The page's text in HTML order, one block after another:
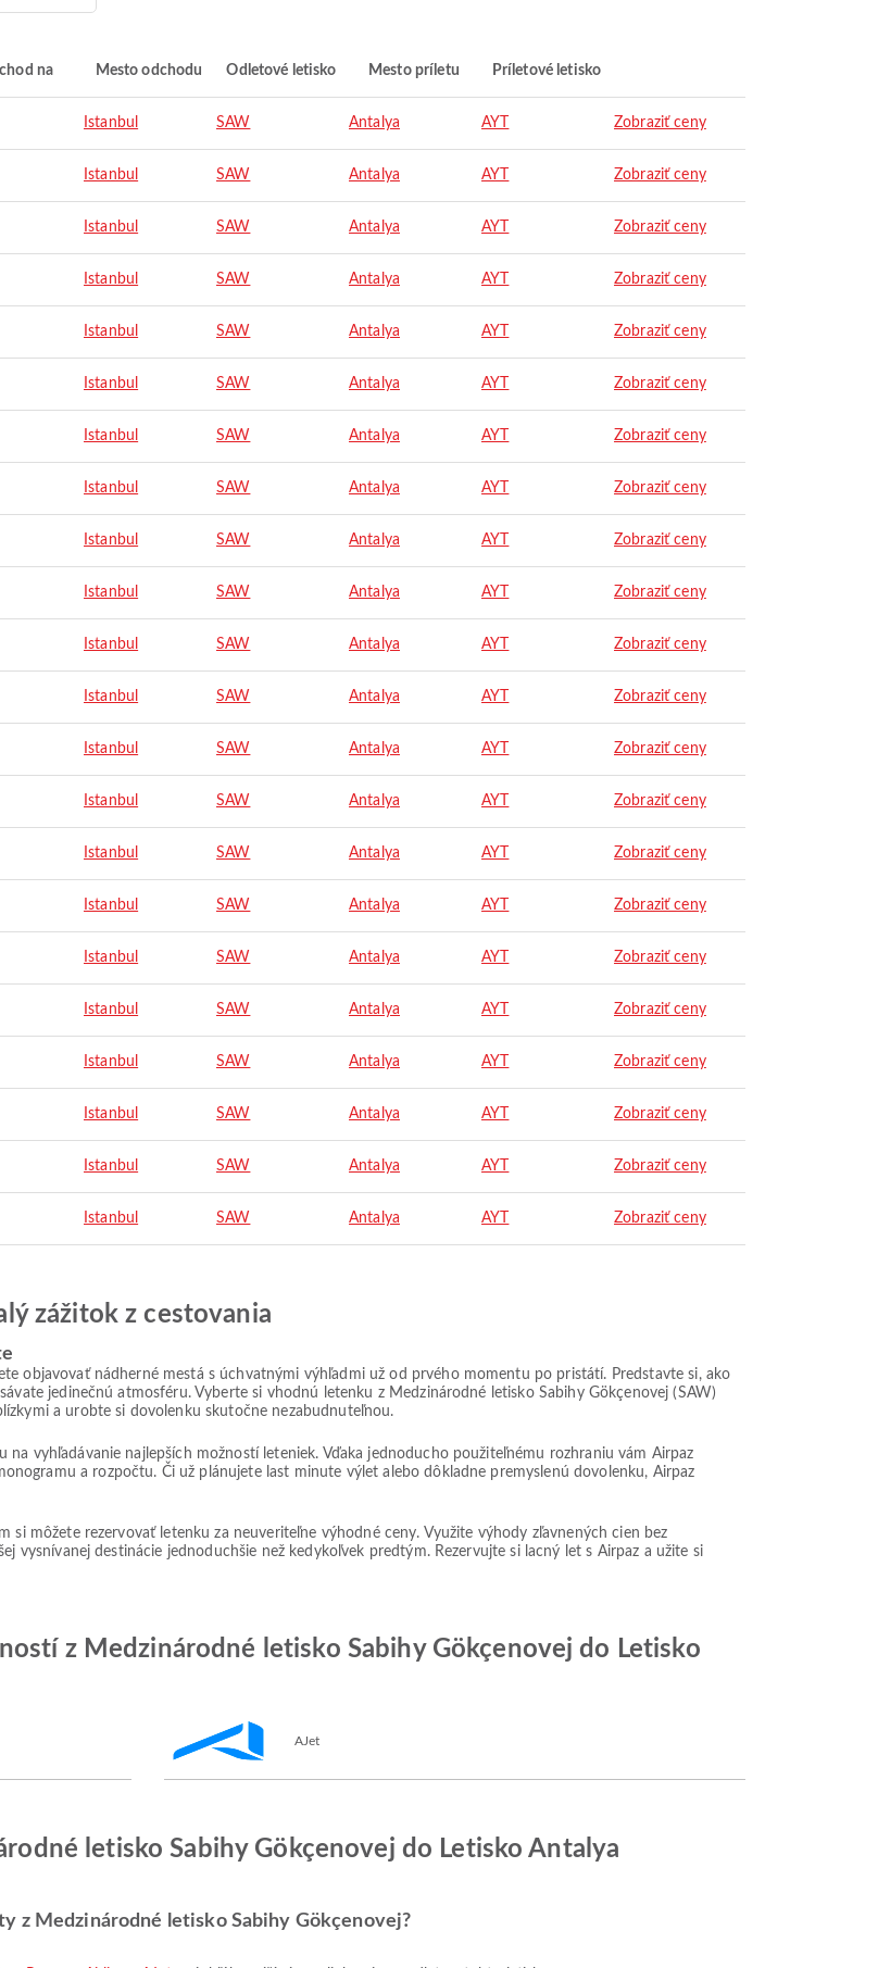
na Mesto odchodu Odletové letisko Mesto príletu Príletové letisko
Istanbul SAW Antalya AYT Zobraziť ceny
Istanbul SAW Antalya AYT Zobraziť ceny
Istanbul SAW Antalya AYT Zobraziť ceny
Istanbul SAW Antalya AYT Zobraziť ceny
Istanbul SAW Antalya AYT Zobraziť ceny
Istanbul SAW Antalya AYT Zobraziť ceny
Istanbul SAW Antalya AYT Zobraziť ceny
Istanbul SAW Antalya AYT Zobraziť ceny
Istanbul SAW Antalya AYT Zobraziť ceny
Istanbul SAW Antalya AYT Zobraziť ceny
Istanbul SAW Antalya AYT Zobraziť ceny
Istanbul SAW Antalya AYT Zobraziť ceny
Istanbul SAW Antalya AYT Zobraziť ceny
Istanbul SAW Antalya AYT Zobraziť ceny
Istanbul SAW Antalya AYT Zobraziť ceny
Istanbul SAW Antalya AYT Zobraziť ceny
Istanbul SAW Antalya AYT Zobraziť ceny
Istanbul SAW Antalya AYT Zobraziť ceny
Istanbul SAW Antalya AYT Zobraziť ceny
Istanbul SAW Antalya AYT Zobraziť ceny
Istanbul SAW Antalya AYT Zobraziť ceny
Istanbul SAW Antalya AYT Zobraziť ceny
zážitok z cestovania
objavovať nádherné mestá s úchvatnými výhľadmi už od prvého momentu po pristátí. Predstavte si, ako
jedinečnú atmosféru. Vyberte si vhodnú letenku z Medzinárodné letisko Sabihy Gökçenovej (SAW)
a urobte si dovolenku skutočne nezabudnuteľnou.
vyhľadávanie najlepších možností leteniek. Vďaka jednoducho použiteľnému rozhraniu vám Airpaz
a rozpočtu. Či už plánujete last minute výlet alebo dôkladne premyslenú dovolenku, Airpaz
si môžete rezervovať letenku za neuveriteľne výhodné ceny. Využite výhody zľavnených cien bez
vysnívanej destinácie jednoduchšie než kedykoľvek predtým. Rezervujte si lacný let s Airpaz a užite si
z Medzinárodné letisko Sabihy Gökçenovej do Letisko
AJet
letisko Sabihy Gökçenovej do Letisko Antalya
z Medzinárodné letisko Sabihy Gökçenovej?